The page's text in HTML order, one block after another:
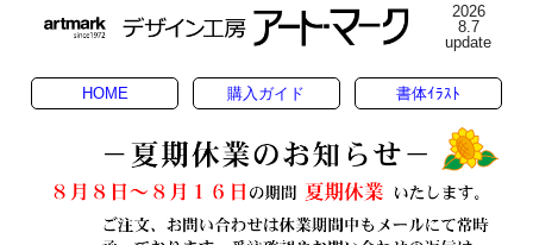
2026
8.7
update
HOME 購入ガイド 書体ｲﾗｽﾄ